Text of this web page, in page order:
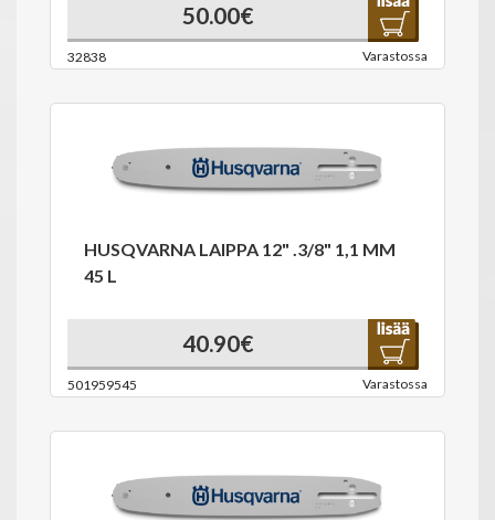
50.00€
32838 Varastossa
HUSQVARNA LAIPPA 12" .3/8" 1,1 MM
45 L
40.90€
501959545 Varastossa